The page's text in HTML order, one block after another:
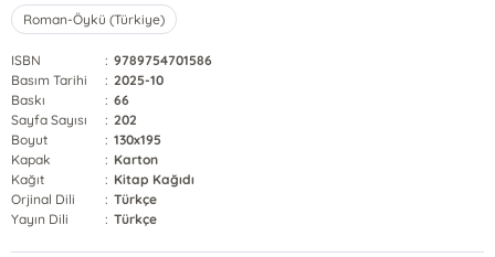
Roman-Öykü (Türkiye)
ISBN : 9789754701586
Basım Tarihi
: 2025-10
Baskı
: 66
Sayfa Sayısı
: 202
Boyut
: 130x195
Kapak
: Karton
Kağıt
: Kitap Kağıdı
Orjinal Dili
: Türkçe
Yayın Dili
: Türkçe